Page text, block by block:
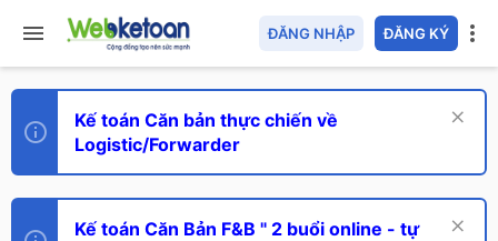
ĐĂNG NHẬP ĐĂNG KÝ
Kế toán Căn bản thực chiến về
Logistic/Forwarder
Kế toán Căn Bản F&B " 2 buổi online - tự